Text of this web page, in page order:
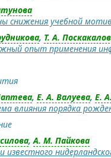
снижения учебной
, Т. А.
опыт применения
, Е. А. Валуева, Е.
влияния порядка
,А. М. Пайкова
известного